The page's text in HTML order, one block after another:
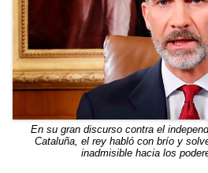
En su gran discurso contra el
Cataluña, el rey habló con brío y
inadmisible hacia los